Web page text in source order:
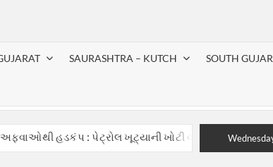
SAURASHTRA – KUTCH SOUTH
ખોટી વાતોથી ગુજરાતમાં ગભરાટ, સરકારની